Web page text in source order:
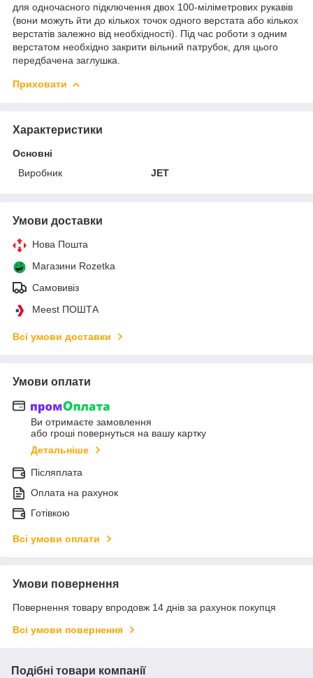
для одночасного підключення двох 100-міліметрових рукавів
(вони можуть йти до кількох точок одного верстата або кількох
верстатів залежно від необхідності). Під час роботи з одним
верстатом необхідно закрити вільний патрубок, для цього
передбачена заглушка.
Приховати
Характеристики
Основні
Виробник
JET
Умови доставки
Нова Пошта
Магазини Rozetka
Самовивіз
Meest ПОШТА
Всі умови доставки
Умови оплати
Ви отримаєте замовлення
або гроші повернуться на вашу картку
Детальніше
Післяплата
Оплата на рахунок
Готівкою
Всі умови оплати
Умови повернення
Повернення товару впродовж 14 днів за рахунок покупця
Всі умови повернення
Подібні товари компанії